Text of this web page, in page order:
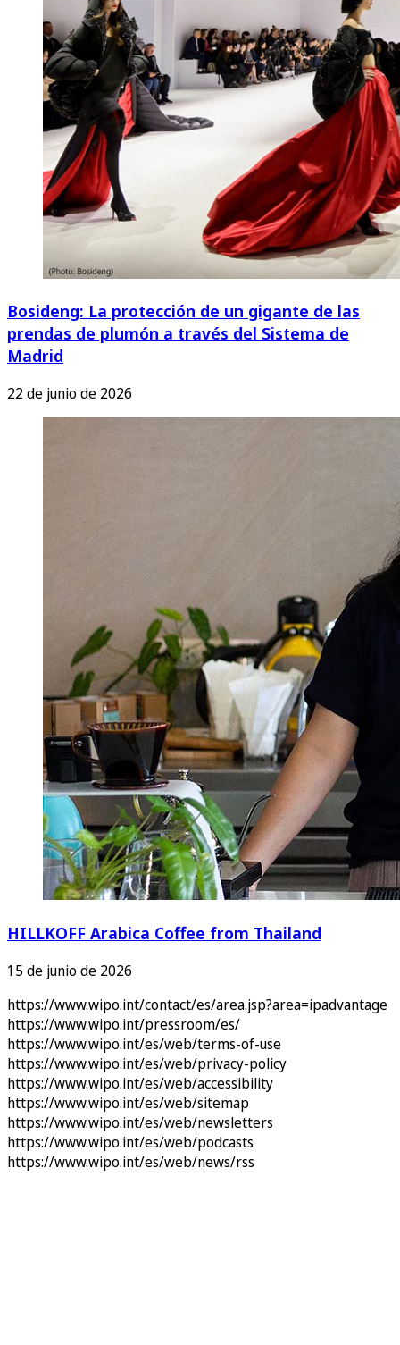
Bosideng: La protección de un gigante de las
prendas de plumón a través del Sistema de
Madrid
22 de junio de 2026
HILLKOFF Arabica Coffee from Thailand
15 de junio de 2026
https://www.wipo.int/contact/es/area.jsp?area=ipadvantage
https://www.wipo.int/pressroom/es/
https://www.wipo.int/es/web/terms-of-use
https://www.wipo.int/es/web/privacy-policy
https://www.wipo.int/es/web/accessibility
https://www.wipo.int/es/web/sitemap
https://www.wipo.int/es/web/newsletters
https://www.wipo.int/es/web/podcasts
https://www.wipo.int/es/web/news/rss